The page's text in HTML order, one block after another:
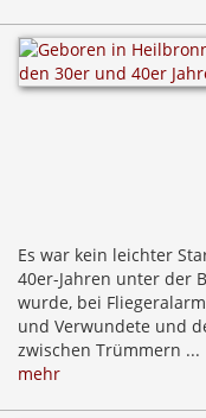
Es war kein leichter
40er-Jahren unter der
wurde, bei
und Verwundete und
zwischen Trümmern ...
mehr